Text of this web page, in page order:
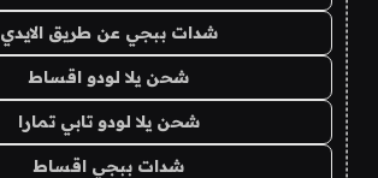
شدات ببجي عن طريق الايدي
شحن يلا لودو اقساط
شحن يلا لودو تابي تمارا
شدات ببجي اقساط